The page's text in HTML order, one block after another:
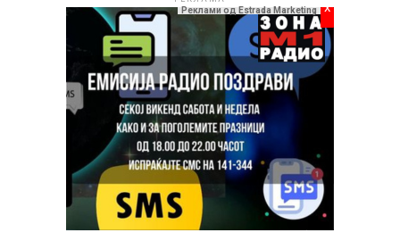
Реклами од Estrada Marketing x